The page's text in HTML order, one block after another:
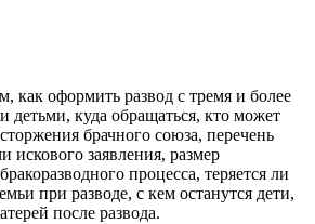
как оформить развод с тремя и более
детьми, куда обращаться, кто может
брачного союза, перечень
искового заявления, размер
процесса, теряется ли
при разводе, с кем останутся дети,
после развода.